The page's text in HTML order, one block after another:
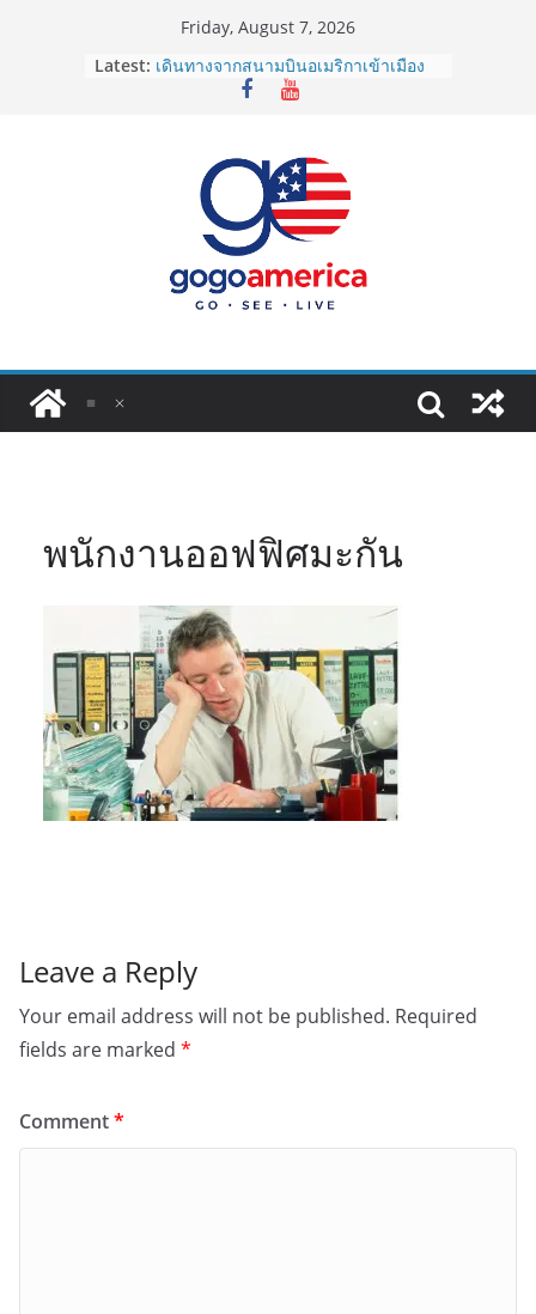
Friday, August 7, 2026
Latest: เดินทางจากสนามบินอเมริกาเข้าเมือง
2026: LAX, JFK, SFO ไปยังไงดี?
ประเทศต้องรู้
ซิมการ์ดอเมริกา 2026: ใช้ยี่ห้อไหนดี
ที่สุด? เปรียบเทียบครบจบในบทความ
โอนเงินจากอเมริกากลับไทย ใช้วิธีไหน
ประหยัดและคุ้มที่สุดในปี 2026?
VPN สำหรับใช้ในอเมริกา 2026: ตัว
พนักงานออฟฟิศมะกัน
Leave a Reply
Your email address will not be published. Required
fields are marked *
Comment*